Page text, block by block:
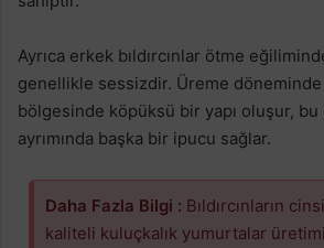
Ayrıca erkek bıldırcınlar ötme
genellikle sessizdir. Üreme
bölgesinde köpüksü bir yapı oluşur,
ayrımında başka bir ipucu sağlar.
Daha Fazla Bilgi : Bıldırcınların
kaliteli kuluçkalık yumurtalar üretimi